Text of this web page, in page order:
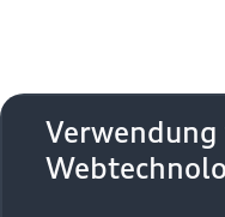
Modelle
Verwendung